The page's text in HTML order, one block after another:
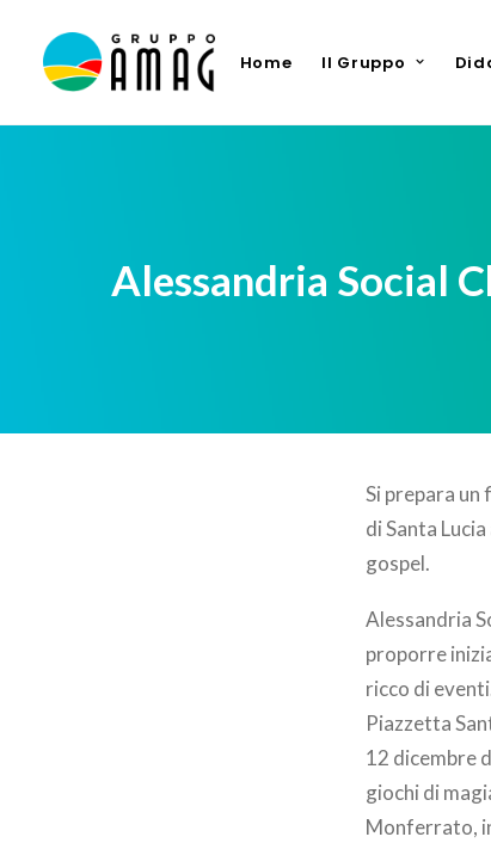
Home Il Gruppo
Alessandria Social
Si prepara
di Santa
gospel.
Alessandria
proporre
ricco di
Piazzetta
12 dicembre
giochi di
Monferrato,